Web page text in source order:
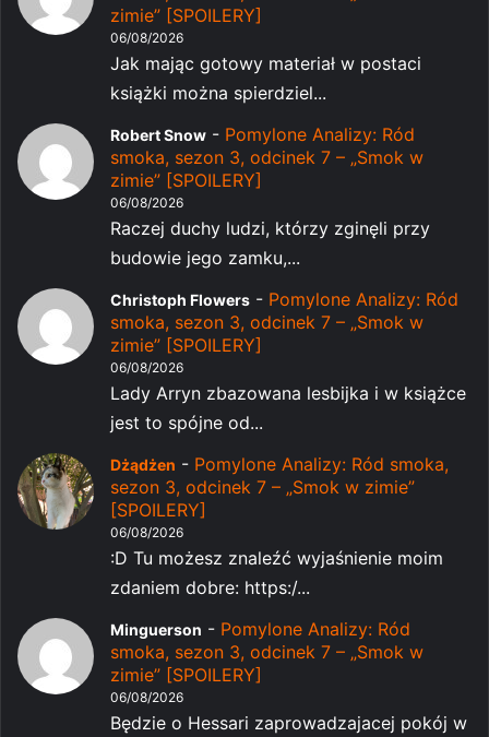
zimie” [SPOILERY]
06/08/2026
Jak mając gotowy materiał w postaci
książki można spierdziel...
Robert Snow - Pomylone Analizy: Ród
smoka, sezon 3, odcinek 7 – „Smok w
zimie” [SPOILERY]
06/08/2026
Raczej duchy ludzi, którzy zginęli przy
budowie jego zamku,...
Christoph Flowers - Pomylone Analizy: Ród
smoka, sezon 3, odcinek 7 – „Smok w
zimie” [SPOILERY]
06/08/2026
Lady Arryn zbazowana lesbijka i w książce
jest to spójne od...
Dżądżen - Pomylone Analizy: Ród smoka,
sezon 3, odcinek 7 – „Smok w zimie”
[SPOILERY]
06/08/2026
:D Tu możesz znaleźć wyjaśnienie moim
zdaniem dobre: https:/...
Minguerson - Pomylone Analizy: Ród
smoka, sezon 3, odcinek 7 – „Smok w
zimie” [SPOILERY]
06/08/2026
Będzie o Hessari zaprowadzajacej pokój w